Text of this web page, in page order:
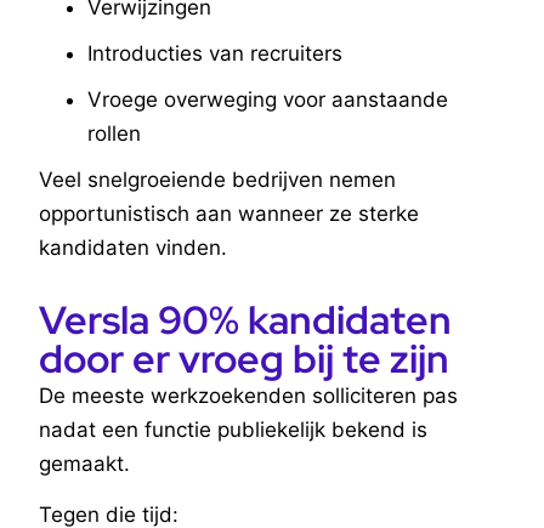
Verwijzingen
Introducties van recruiters
Vroege overweging voor aanstaande
rollen
Veel snelgroeiende bedrijven nemen
opportunistisch aan wanneer ze sterke
kandidaten vinden.
Versla 90% kandidaten
door er vroeg bij te zijn
De meeste werkzoekenden solliciteren pas
nadat een functie publiekelijk bekend is
gemaakt.
Tegen die tijd: